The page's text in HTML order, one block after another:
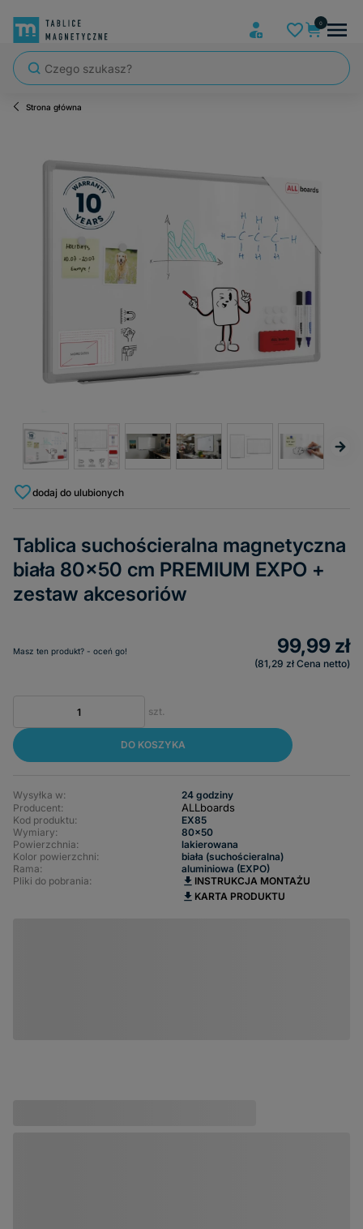
Strona główna
dodaj do ulubionych
Tablica suchościeralna magnetyczna
biała 80x50 cm PREMIUM EXPO +
zestaw akcesoriów
Masz ten produkt? - oceń go! 99,99 zł
81,29 zł Cena netto
szt.
DO KOSZYKA
Wysyłka w:
24 godziny
Producent:
ALLboards
Kod produktu:
EX85
Wymiary
80x50
Powierzchnia
lakierowana
Kolor powierzchni
biała (suchościeralna)
Rama
aluminiowa (EXPO)
Pliki do pobrania:
INSTRUKCJA MONTAŻU
KARTA PRODUKTU